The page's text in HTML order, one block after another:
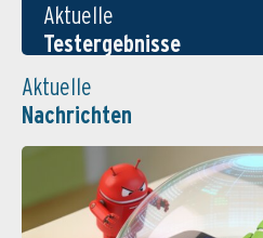
Aktuelle
Testergebnisse
Aktuelle
Nachrichten